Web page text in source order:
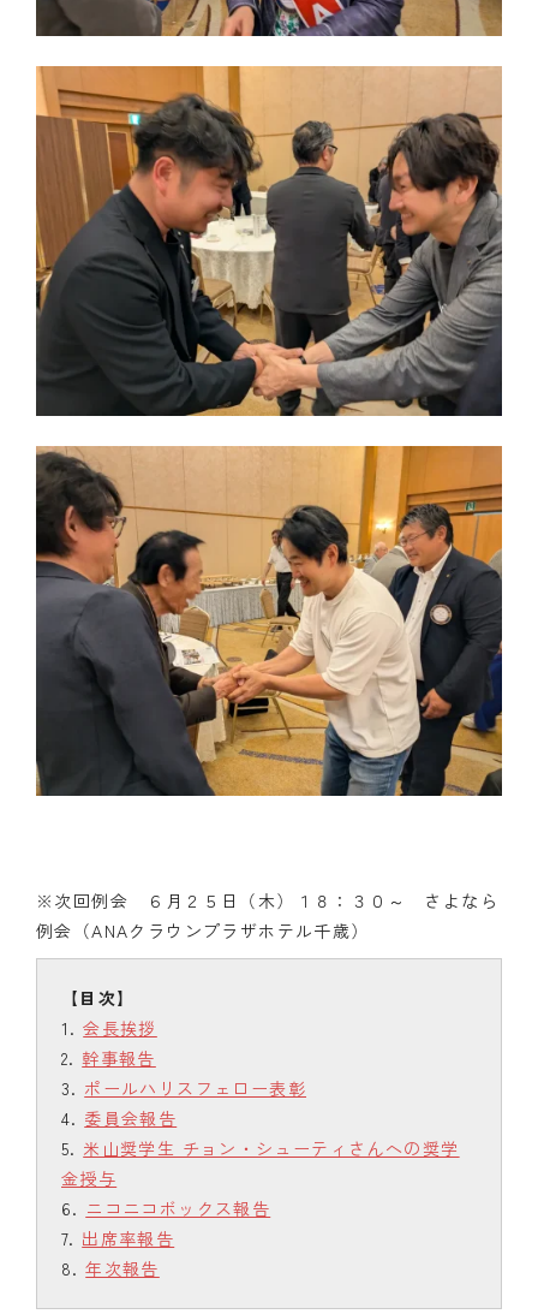
※次回例会 ６月２５日（木）１８：３０～ さよなら
例会（ANAクラウンプラザホテル千歳）
会長挨拶
幹事報告
ポールハリスフェロー表彰
委員会報告
米山奨学生 チョン・シューティさんへの奨学
金授与
ニコニコボックス報告
出席率報告
年次報告